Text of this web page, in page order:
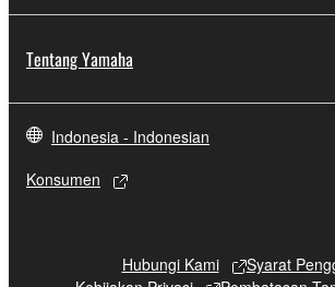
Tentang Yamaha
Indonesia - Indonesian
Konsumen
Hubungi Kami
Syarat